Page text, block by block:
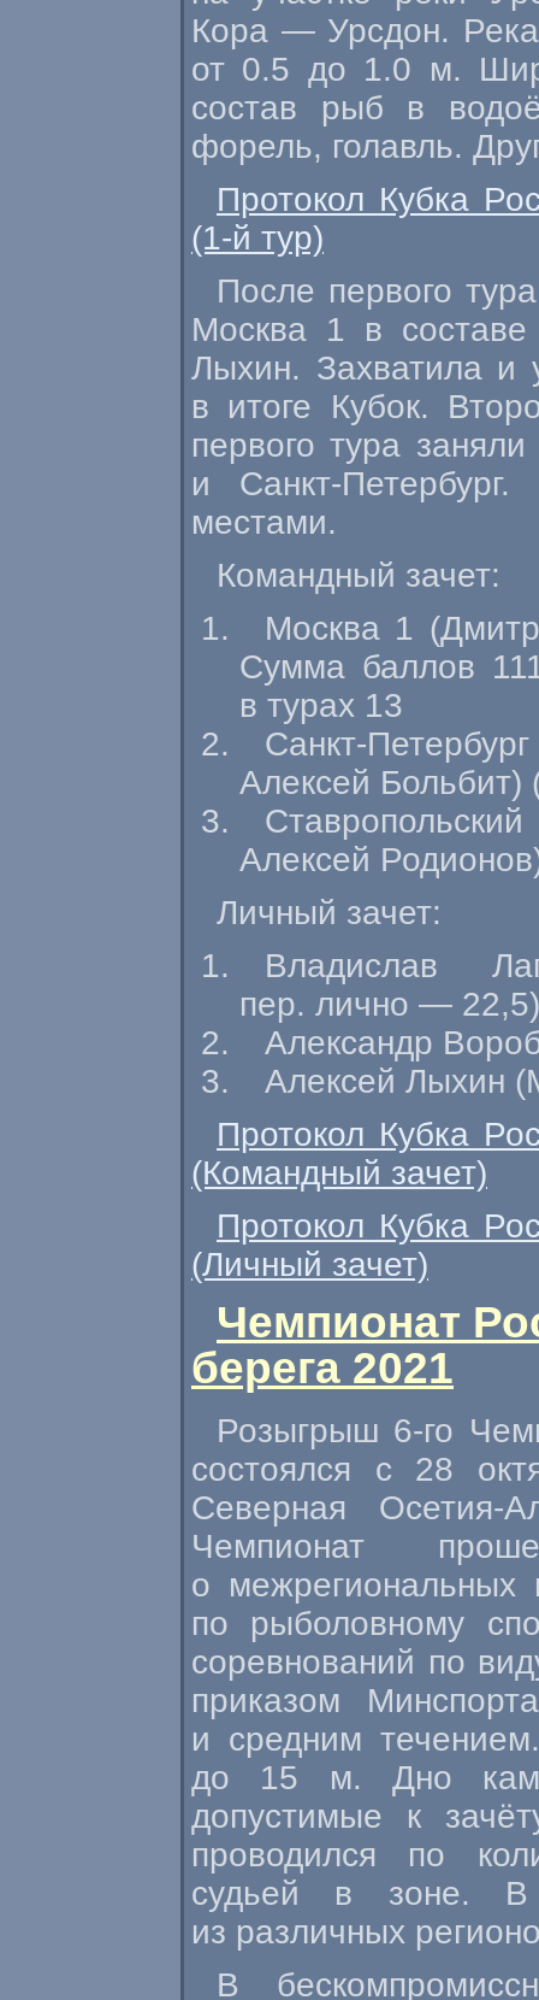
Кора — Урсдон.
от 0.5 до 1.0 м.
состав рыб в
форель, голавль.
Протокол Кубка
(1-й тур)
После первого
Москва 1 в
Лыхин. Захватила и
в итоге Кубок.
первого тура
и Санкт-Петербург.
местами.
Командный зачет:
Москва 1
Сумма баллов
в турах 13
Санкт-Петербург
Алексей Больбит)
Алексей
Личный зачет:
Владислав
пер. лично — 22,5)
Александр
Алексей Лыхин
Протокол Кубка
(Командный зачет)
Протокол Кубка
(Личный зачет)
Чемпионат
берега 2021
Розыгрыш 6-го
состоялся с 28
Северная Осетия-
Чемпионат
о межрегиональных
по рыболовному
соревнований по
приказом
и средним
до 15 м. Дно
допустимые к
проводился по
судьей в зоне. В
из различных
В